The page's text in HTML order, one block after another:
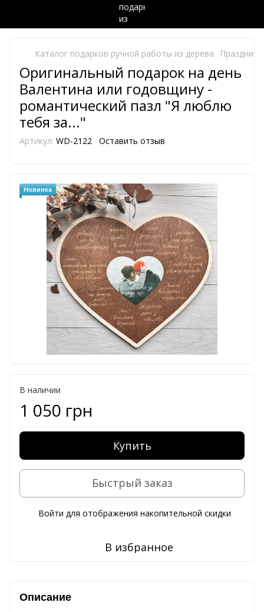
Каталог подарков ручной работы из дерева
Оригинальный подарок на день
Валентина или годовщину -
романтический пазл "Я люблю
тебя за..."
Артикул: WD-2122 Оставить отзыв
Новинка
В наличии
1 050 грн
Купить
Быстрый заказ
Войти для отображения накопительной скидки
В избранное
Описание